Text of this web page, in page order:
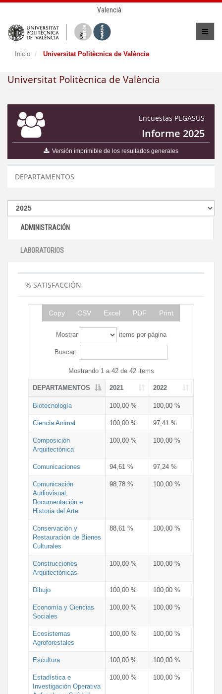
Valencià
Inicio Universitat Politècnica de València
Universitat Politècnica de València
Encuestas PEGASUS
Informe 2025
Versión imprimible de los resultados generales
DEPARTAMENTOS
ADMINISTRACIÓN
LABORATORIOS
% SATISFACCIÓN
Copy CSV Excel PDF Print
Mostrar items por página
Buscar:
Mostrando 1 a 42 de 42 items
DEPARTAMENTOS 2021 2022
Biotecnología 100,00 % 100,00 %
Ciencia Animal 100,00 % 97,41 %
Composición
Arquitectónica
100,00 % 100,00 %
Comunicaciones 94,61 % 97,24 %
Comunicación
Audiovisual,
Documentación e
Historia del Arte
98,78 % 100,00 %
Conservación y
Restauración de Bienes
Culturales
88,61 % 100,00 %
Construcciones
Arquitectónicas
100,00 % 100,00 %
Dibujo 100,00 % 100,00 %
Economía y Ciencias
Sociales
100,00 % 100,00 %
Ecosistemas
Agroforestales
100,00 % 100,00 %
Escultura 100,00 % 100,00 %
Estadística e
Investigación Operativa
100,00 % 100,00 %